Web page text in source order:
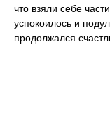
что взяли себе
успокоилось и
продолжался